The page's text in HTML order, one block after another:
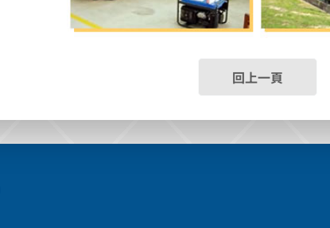
回上一頁